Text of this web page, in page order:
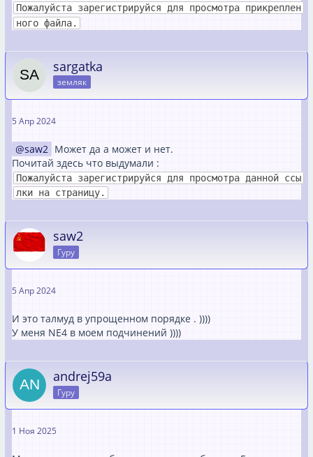
Пожалуйста зарегистрируйся для просмотра прикреплен
ного файла.
sargatka
земляк
5 Апр 2024
saw2 Может да а может и нет.
Почитай здесь что выдумали :
Пожалуйста зарегистрируйся для просмотра данной ссы
лки на страницу.
saw2
Гуру
5 Апр 2024
И это талмуд в упрощенном порядке . ))))
У меня NE4 в моем подчинений ))))
andrej59a
Гуру
1 Ноя 2025